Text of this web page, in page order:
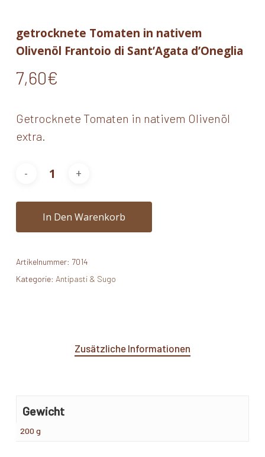
getrocknete Tomaten in nativem
Olivenöl Frantoio di Sant’Agata d’Oneglia
7,60€
Getrocknete Tomaten in nativem Olivenöl
extra.
In Den Warenkorb
Artikelnummer: 7014
Kategorie: Antipasti & Sugo
Zusätzliche Informationen
Gewicht
200 g